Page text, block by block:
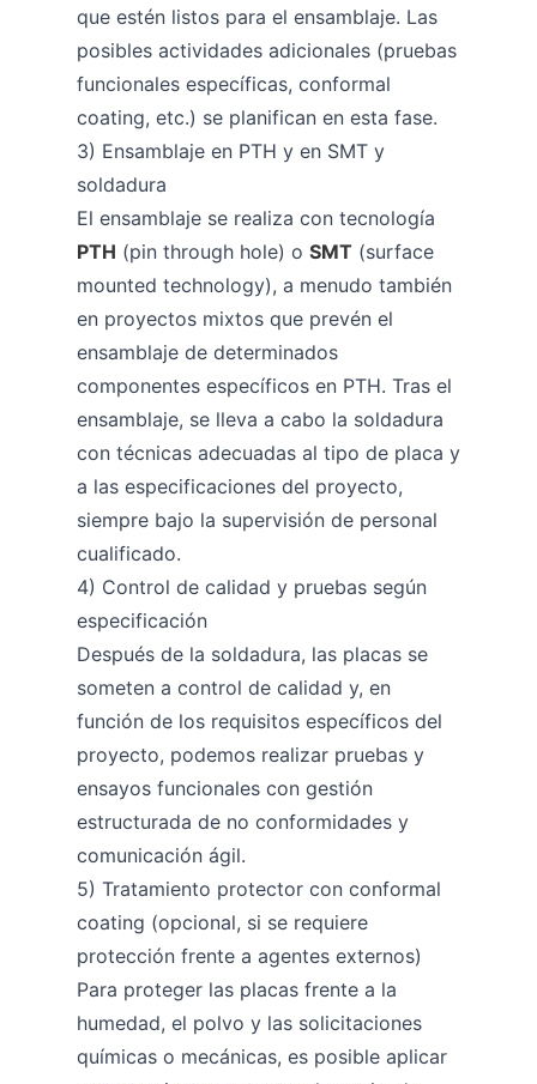
que estén listos para el ensamblaje. Las
posibles actividades adicionales (pruebas
funcionales específicas, conformal
coating, etc.) se planifican en esta fase.
3) Ensamblaje en PTH y en SMT y
soldadura
El ensamblaje se realiza con tecnología
PTH (pin through hole) o SMT (surface
mounted technology), a menudo también
en proyectos mixtos que prevén el
ensamblaje de determinados
componentes específicos en PTH. Tras el
ensamblaje, se lleva a cabo la soldadura
con técnicas adecuadas al tipo de placa y
a las especificaciones del proyecto,
siempre bajo la supervisión de personal
cualificado.
4) Control de calidad y pruebas según
especificación
Después de la soldadura, las placas se
someten a control de calidad y, en
función de los requisitos específicos del
proyecto, podemos realizar pruebas y
ensayos funcionales con gestión
estructurada de no conformidades y
comunicación ágil.
5) Tratamiento protector con conformal
coating (opcional, si se requiere
protección frente a agentes externos)
Para proteger las placas frente a la
humedad, el polvo y las solicitaciones
químicas o mecánicas, es posible aplicar